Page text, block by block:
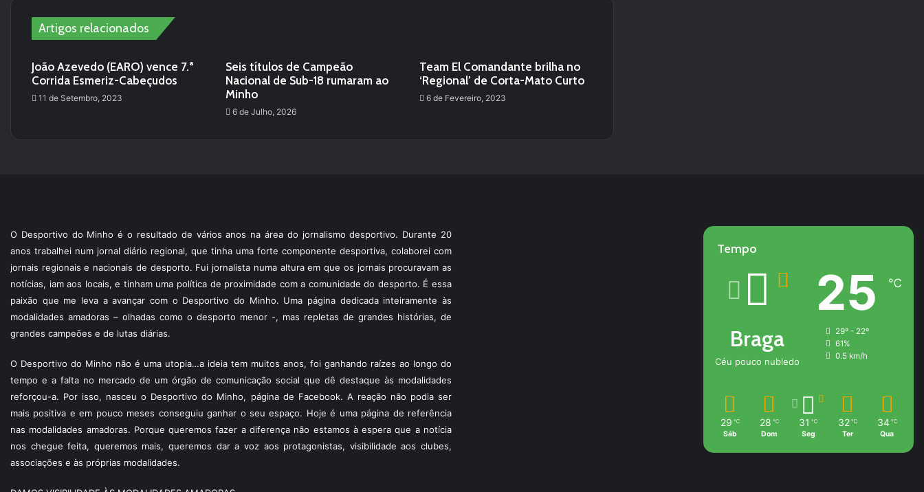
Artigos relacionados
João Azevedo (EARO) vence 7.ª
Corrida Esmeriz-Cabeçudos
11 de Setembro, 2023
Seis títulos de Campeão
Nacional de Sub-18 rumaram ao
Minho
6 de Julho, 2026
Team El Comandante brilha no
‘Regional’ de Corta-Mato Curto
6 de Fevereiro, 2023
O Desportivo do Minho é o resultado de vários anos na área do jornalismo desportivo. Durante 20
anos trabalhei num jornal diário regional, que tinha uma forte componente desportiva, colaborei com
jornais regionais e nacionais de desporto. Fui jornalista numa altura em que os jornais procuravam as
notícias, iam aos locais, e tinham uma política de proximidade com a comunidade do desporto. É essa
paixão que me leva a avançar com o Desportivo do Minho. Uma página dedicada inteiramente às
modalidades amadoras – olhadas como o desporto menor -, mas repletas de grandes histórias, de
grandes campeões e de lutas diárias.
O Desportivo do Minho não é uma utopia…a ideia tem muitos anos, foi ganhando raízes ao longo do
tempo e a falta no mercado de um órgão de comunicação social que dê destaque às modalidades
reforçou-a. Por isso, nasceu o Desportivo do Minho, página de Facebook. A reação não podia ser
mais positiva e em pouco meses conseguiu ganhar o seu espaço. Hoje é uma página de referência
nas modalidades amadoras. Porque queremos fazer a diferença não estamos à espera que a notícia
nos chegue feita, queremos mais, queremos dar a voz aos protagonistas, visibilidade aos clubes,
associações e às próprias modalidades.
Tempo
Braga
Céu pouco nubledo
25 ℃
29º - 22º
61%
0.5 km/h
29 ℃
Sáb
28 ℃
Dom
31 ℃
Seg
32 ℃
Ter
34 ℃
Qua